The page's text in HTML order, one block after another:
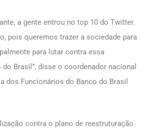
a gente entrou no top 10 do Twitter.
pois queremos trazer a sociedade para
para lutar contra essa
Brasil”, disse o coordenador nacional
dos Funcionários do Banco do Brasil
contra o plano de reestruturação